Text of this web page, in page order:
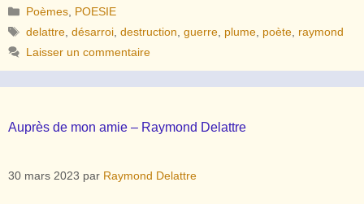
Catégories
Poèmes POESIE
Étiquettes
delattre ,désarroi ,destruction ,guerre plume poète raymond
Laisser un commentaire
Auprès de mon amie – Raymond Delattre
30 mars 2023 par Raymond Delattre